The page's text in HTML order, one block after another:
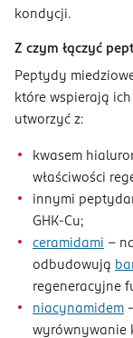
kondycji.
Z czym łączyć
Peptydy
które wspierają ich
utworzyć z:
kwasem
właściwości
innymi
GHK-Cu;
ceramidami –
odbudowują
regeneracyjne
niacynamidem
wyrównywanie